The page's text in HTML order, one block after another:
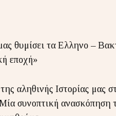
θυμίσει τα Ελληνο –
εποχή»
αληθινής Ιστορίας μας
συνοπτική ανασκόπηση